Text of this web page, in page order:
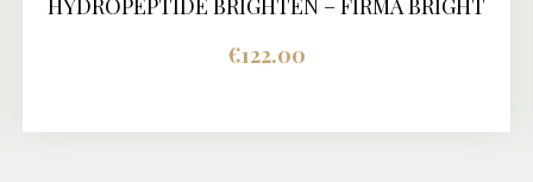
BUY NOW DETAILS
HYDROPEPTIDE BRIGHTEN – FIRMA BRIGHT
€122.00